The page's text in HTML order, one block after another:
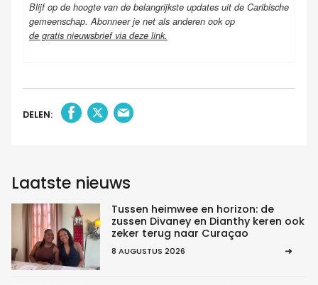
Blijf op de hoogte van de belangrijkste updates uit de Caribische
gemeenschap. Abonneer je net als anderen ook op
de gratis nieuwsbrief via deze link.
DELEN:
Laatste nieuws
Tussen heimwee en horizon: de
zussen Divaney en Dianthy keren ook
zeker terug naar Curaçao
8 AUGUSTUS 2026